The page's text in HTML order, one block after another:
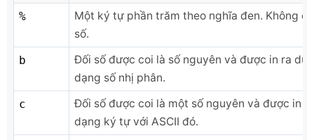
%
Một ký tự phần trăm theo nghĩa đen. Không
số.
b
Đối số được coi là số nguyên và được in ra
dạng số nhị phân.
c
Đối số được coi là một số nguyên và được in
dạng ký tự với ASCII đó.